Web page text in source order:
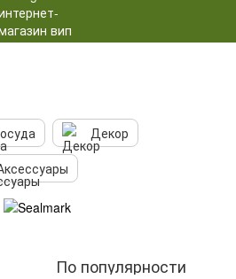
Декор
По популярности